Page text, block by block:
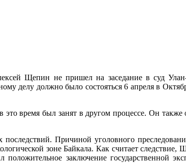
Щепин не пришел на заседание в суд
делу должно было состояться 6 апреля в
время был занят в другом процессе. Он также
Причиной уголовного
зоне Байкала. Как считает следствие,
заключение государственной